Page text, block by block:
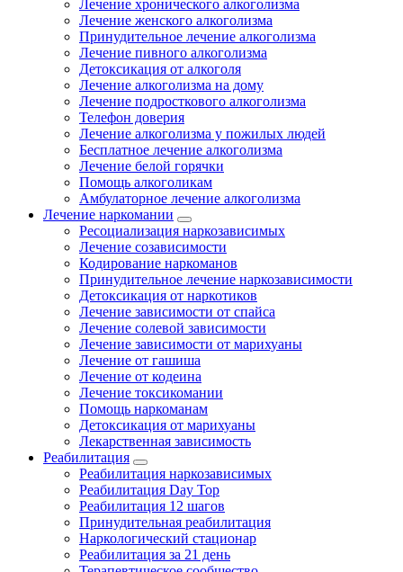
Лечение хронического алкоголизма
Лечение женского алкоголизма
Принудительное лечение алкоголизма
Лечение пивного алкоголизма
Детоксикация от алкоголя
Лечение алкоголизма на дому
Лечение подросткового алкоголизма
Телефон доверия
Лечение алкоголизма у пожилых людей
Бесплатное лечение алкоголизма
Лечение белой горячки
Помощь алкоголикам
Амбулаторное лечение алкоголизма
Лечение наркомании
Ресоциализация наркозависимых
Лечение созависимости
Кодирование наркоманов
Принудительное лечение наркозависимости
Детоксикация от наркотиков
Лечение зависимости от спайса
Лечение солевой зависимости
Лечение зависимости от марихуаны
Лечение от гашиша
Лечение от кодеина
Лечение токсикомании
Помощь наркоманам
Детоксикация от марихуаны
Лекарственная зависимость
Реабилитация
Реабилитация наркозависимых
Реабилитация Day Top
Реабилитация 12 шагов
Принудительная реабилитация
Наркологический стационар
Реабилитация за 21 день